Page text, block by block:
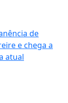
de
e chega a
atual